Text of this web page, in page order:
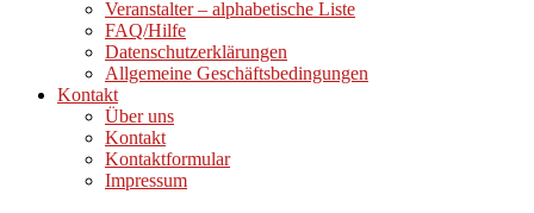
Veranstalter – alphabetische Liste
FAQ/Hilfe
Datenschutzerklärungen
Allgemeine Geschäftsbedingungen
Kontakt
Über uns
Kontakt
Kontaktformular
Impressum